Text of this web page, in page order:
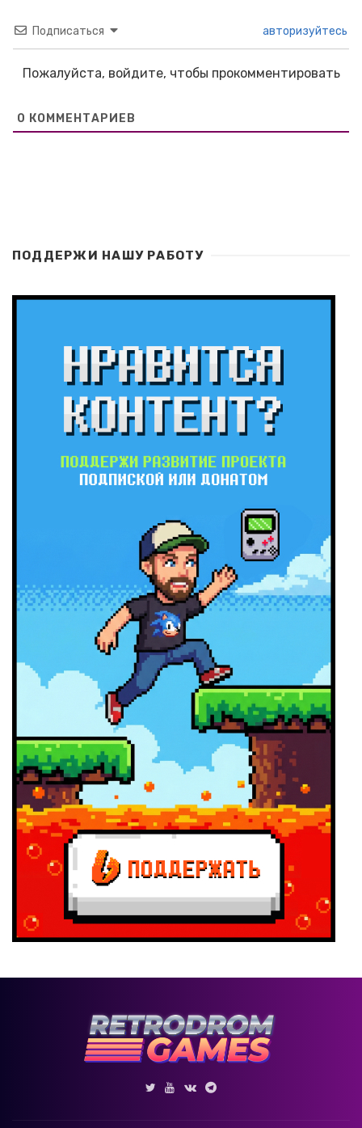
Подписаться авторизуйтесь
Пожалуйста, войдите, чтобы прокомментировать
0 КОММЕНТАРИЕВ
ПОДДЕРЖИ НАШУ РАБОТУ